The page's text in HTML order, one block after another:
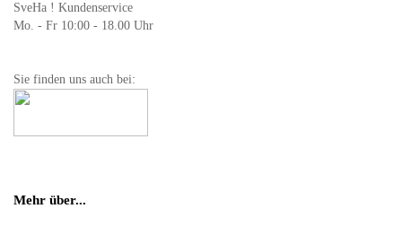
SveHa ! Kundenservice
Mo. - Fr 10:00 - 18.00 Uhr
Sie finden uns auch bei:
Mehr über...